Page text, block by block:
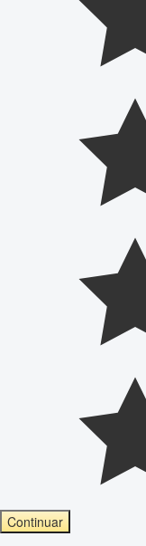
Continuar